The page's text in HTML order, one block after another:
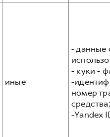
иные
- данные
- куки -
-
номер
средства;
-Yandex